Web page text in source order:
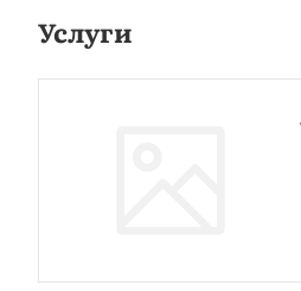
Услуги